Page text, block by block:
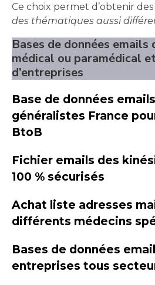
Ce choix permet d’obtenir
des thématiques aussi
Bases de données emails
médical ou paramédical
d’entreprises
Base de données
généralistes France
BtoB
Fichier emails des
100 % sécurisés
Achat liste adresses
différents médecins
Bases de données
entreprises tous